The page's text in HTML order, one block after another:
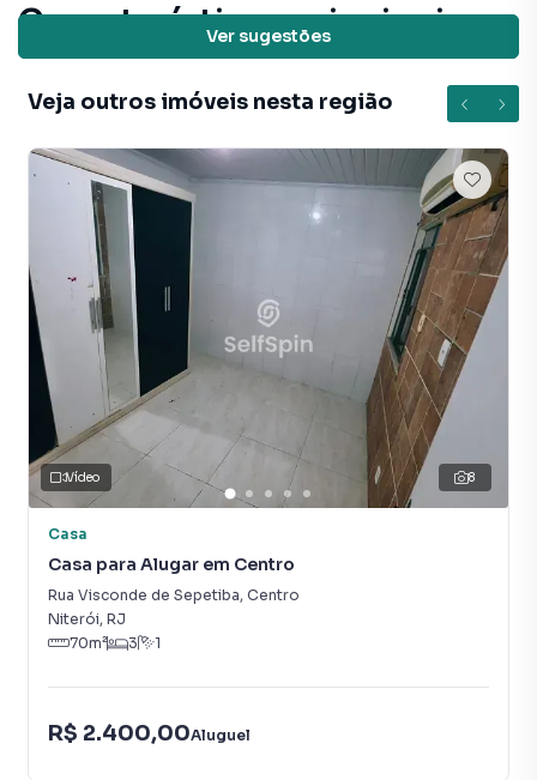
Ver sugestões
Características principais
Aceita Pet
Portão Eletrônico
Ar-Condicionado
Veja outros imóveis nesta região
8
Vídeo
Casa
Casa para Alugar em Centro
Rua Visconde de Sepetiba, Centro
Niterói, RJ
70m² 3 1
R$ 2.400,00Aluguel